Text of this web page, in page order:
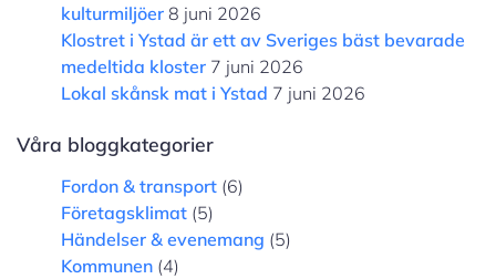
kulturmiljöer 8 juni 2026
Klostret i Ystad är ett av Sveriges bäst bevarade
medeltida kloster 7 juni 2026
Lokal skånsk mat i Ystad 7 juni 2026
Våra bloggkategorier
Fordon & transport (6)
Företagsklimat (5)
Händelser & evenemang (5)
Kommunen (4)